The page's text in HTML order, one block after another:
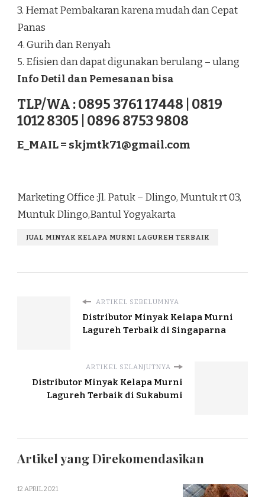
3. Hemat Pembakaran karena mudah dan Cepat
Panas
4. Gurih dan Renyah
5. Efisien dan dapat digunakan berulang – ulang
Info Detil dan Pemesanan bisa
TLP/WA : 0895 3761 17448 | 0819
1012 8305 | 0896 8753 9808
E_MAIL = skjmtk71@gmail.com
Marketing Office :Jl. Patuk – Dlingo, Muntuk rt 03,
Muntuk Dlingo,Bantul Yogyakarta
JUAL MINYAK KELAPA MURNI LAGUREH TERBAIK
ARTIKEL SEBELUMNYA
Distributor Minyak Kelapa Murni
Lagureh Terbaik di Singaparna
ARTIKEL SELANJUTNYA
Distributor Minyak Kelapa Murni
Lagureh Terbaik di Sukabumi
Artikel yang Direkomendasikan
12 APRIL 2021